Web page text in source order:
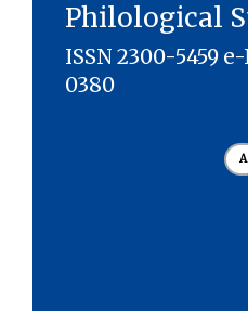
Philological
ISSN 2300-5459
0380
A